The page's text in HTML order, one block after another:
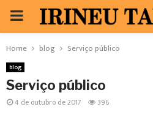
PRIMARY
MENU
Home blog Serviço público
blog
Serviço público
4 de outubro de 2017 396